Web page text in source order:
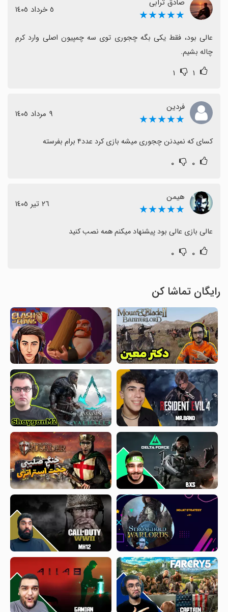
صادق ترابی
★★★★★ ٥ خرداد ١٤٠٥
چاله بشیم.
۱ ۱
فردین
★★★★★ ٩ مرداد ١٤٠٥
کسای که نمیدنن چجوری میشه بازی کرد عدد۴ برام بفرسته
۰ ۰
هیمن
★★★★★ ٢٦ تیر ١٤٠٥
عالی بازی عالی بود پیشنهاد میکنم همه نصب کنید
۰ ۰
رایگان تماشا کن